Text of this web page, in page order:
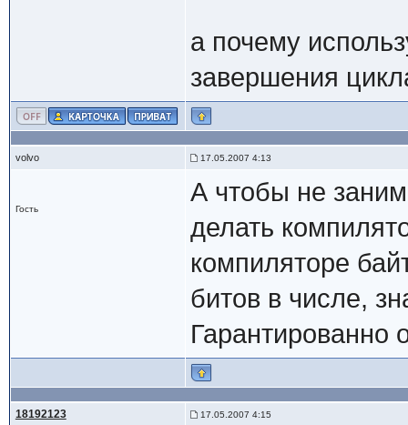
а почему
завершения
volvo 17.05.2007 4:13
Гость
А чтобы не
делать
компиляторе
битов в числе,
Гарантированно
18192123 17.05.2007 4:15